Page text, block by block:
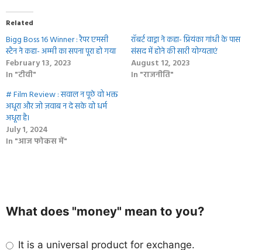
Related
Bigg Boss 16 Winner : रैपर एमसी
स्टैन ने कहा- अम्मी का सपना पूरा हो गया
February 13, 2023
In "टीवी"
रॉबर्ट वाड्रा ने कहा- प्रियंका गांधी के पास
संसद में होने की सारी योग्यताएं
August 12, 2023
In "राजनीति"
# Film Review : सवाल न पूछे वो भक्त
अधूरा और जो ज़वाब न दे सके वो धर्म
अधूरा है।
July 1, 2024
In "आज फोकस में"
What does "money" mean to you?
It is a universal product for exchange.